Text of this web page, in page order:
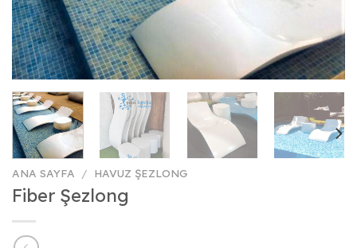
ANA SAYFA / HAVUZ ŞEZLONG
Fiber Şezlong